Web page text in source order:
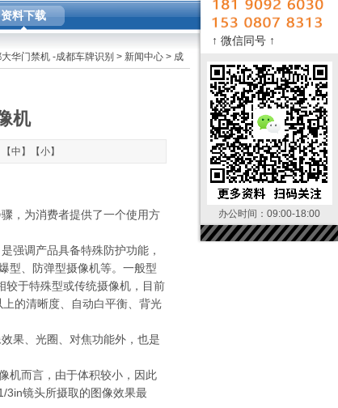
↑ 微信同号 ↑
办公时间：09:00-18:00
资料下载
华门禁机 -成都车牌识别 > 新闻中心 > 成
机
中 】【小】
，为消费者提供了一个使用方
强调产品具备特殊防护功能，
型、防弹型摄像机等。一般型
较于特殊型或传统摄像机，目前
的清晰度、自动白平衡、背光
果、光圈、对焦功能外，也是
机而言，由于体积较小，因此
3in镜头所摄取的图像效果最